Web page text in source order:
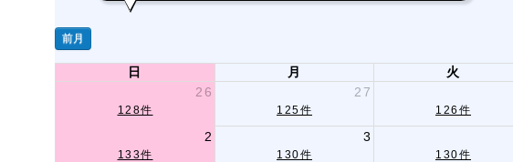
前月
日 月 火
26
27
128件 125件 126件
2 3
133件 130件 130件